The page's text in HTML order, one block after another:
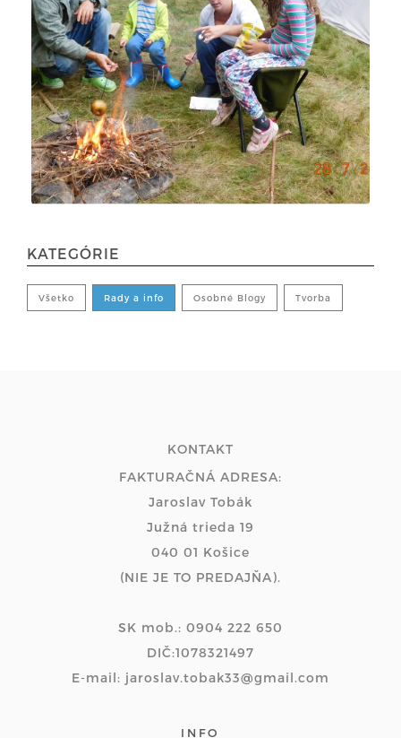
KATEGÓRIE
Všetko Rady a info Osobné Blogy Tvorba
KONTAKT
FAKTURAČNÁ ADRESA:
Jaroslav Tobák
Južná trieda 19
040 01 Košice
(NIE JE TO PREDAJŇA).
SK mob.: 0904 222 650
DIČ:1078321497
E-mail: jaroslav.tobak33@gmail.com
INFO